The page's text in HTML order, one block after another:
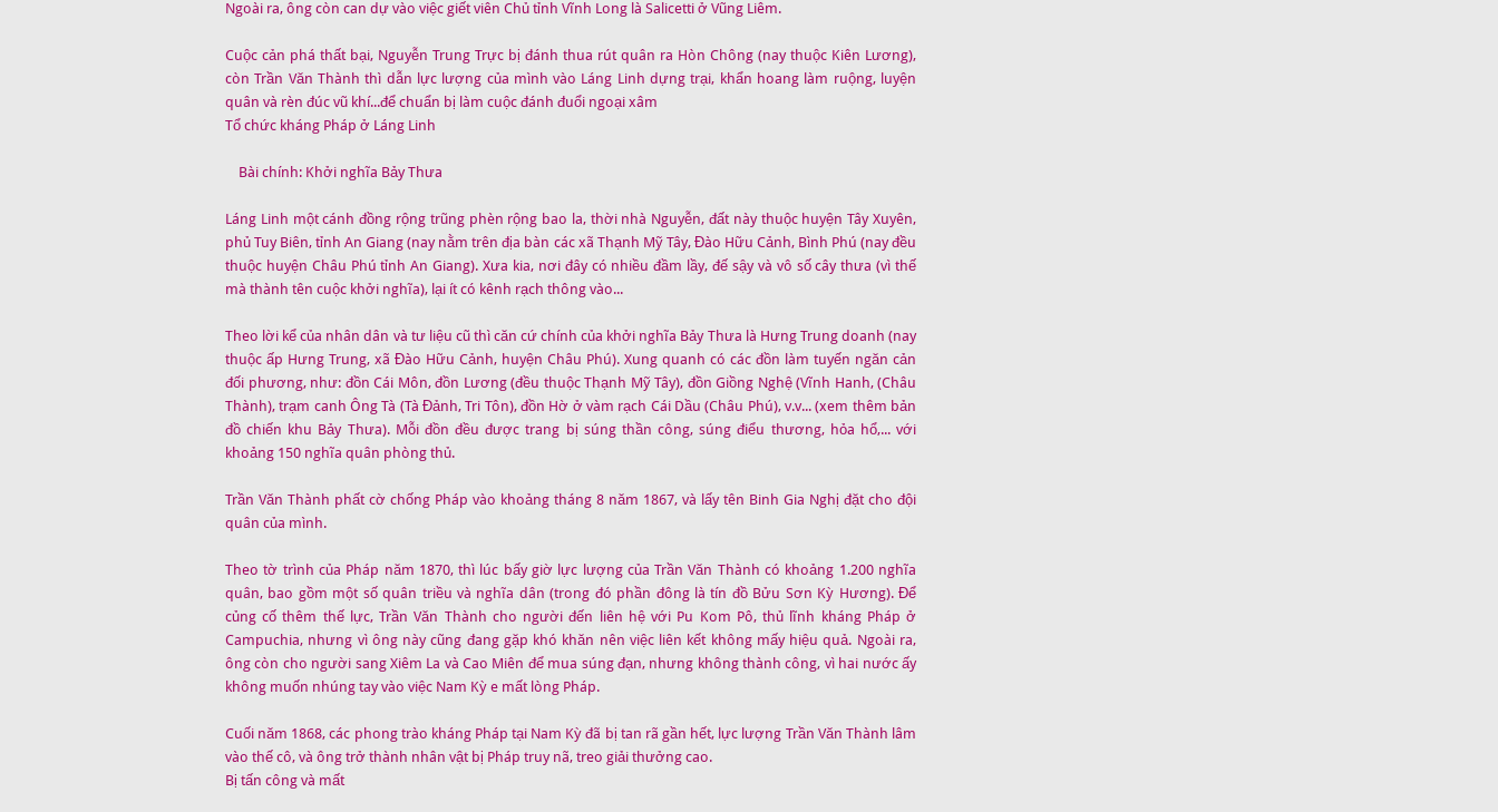
Ngoài ra, ông còn can dự vào việc giết viên Chủ tỉnh Vĩnh Long là Salicetti ở Vũng Liêm.
Cuộc cản phá thất bại, Nguyễn Trung Trực bị đánh thua rút quân ra Hòn Chông (nay thuộc Kiên Lương),
còn Trần Văn Thành thì dẫn lực lượng của mình vào Láng Linh dựng trại, khẩn hoang làm ruộng, luyện
quân và rèn đúc vũ khí...để chuẩn bị làm cuộc đánh đuổi ngoại xâm
Tổ chức kháng Pháp ở Láng Linh
Bài chính: Khởi nghĩa Bảy Thưa
Láng Linh một cánh đồng rộng trũng phèn rộng bao la, thời nhà Nguyễn, đất này thuộc huyện Tây Xuyên,
phủ Tuy Biên, tỉnh An Giang (nay nằm trên địa bàn các xã Thạnh Mỹ Tây, Đào Hữu Cảnh, Bình Phú (nay đều
thuộc huyện Châu Phú tỉnh An Giang). Xưa kia, nơi đây có nhiều đầm lầy, đế sậy và vô số cây thưa (vì thế
mà thành tên cuộc khởi nghĩa), lại ít có kênh rạch thông vào...
Theo lời kể của nhân dân và tư liệu cũ thì căn cứ chính của khởi nghĩa Bảy Thưa là Hưng Trung doanh (nay
thuộc ấp Hưng Trung, xã Đào Hữu Cảnh, huyện Châu Phú). Xung quanh có các đồn làm tuyến ngăn cản
đối phương, như: đồn Cái Môn, đồn Lương (đều thuộc Thạnh Mỹ Tây), đồn Giồng Nghệ (Vĩnh Hanh, (Châu
Thành), trạm canh Ông Tà (Tà Đảnh, Tri Tôn), đồn Hờ ở vàm rạch Cái Dầu (Châu Phú), v.v... (xem thêm bản
đồ chiến khu Bảy Thưa). Mỗi đồn đều được trang bị súng thần công, súng điểu thương, hỏa hổ,... với
khoảng 150 nghĩa quân phòng thủ.
Trần Văn Thành phất cờ chống Pháp vào khoảng tháng 8 năm 1867, và lấy tên Binh Gia Nghị đặt cho đội
quân của mình.
Theo tờ trình của Pháp năm 1870, thì lúc bấy giờ lực lượng của Trần Văn Thành có khoảng 1.200 nghĩa
quân, bao gồm một số quân triều và nghĩa dân (trong đó phần đông là tín đồ Bửu Sơn Kỳ Hương). Để
củng cố thêm thế lực, Trần Văn Thành cho người đến liên hệ với Pu Kom Pô, thủ lĩnh kháng Pháp ở
Campuchia, nhưng vì ông này cũng đang gặp khó khăn nên việc liên kết không mấy hiệu quả. Ngoài ra,
ông còn cho người sang Xiêm La và Cao Miên để mua súng đạn, nhưng không thành công, vì hai nước ấy
không muốn nhúng tay vào việc Nam Kỳ e mất lòng Pháp.
Cuối năm 1868, các phong trào kháng Pháp tại Nam Kỳ đã bị tan rã gần hết, lực lượng Trần Văn Thành lâm
vào thế cô, và ông trở thành nhân vật bị Pháp truy nã, treo giải thưởng cao.
Bị tấn công và mất